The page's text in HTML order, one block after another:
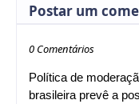
Postar um
0 Comentários
Política de
brasileira prevê a